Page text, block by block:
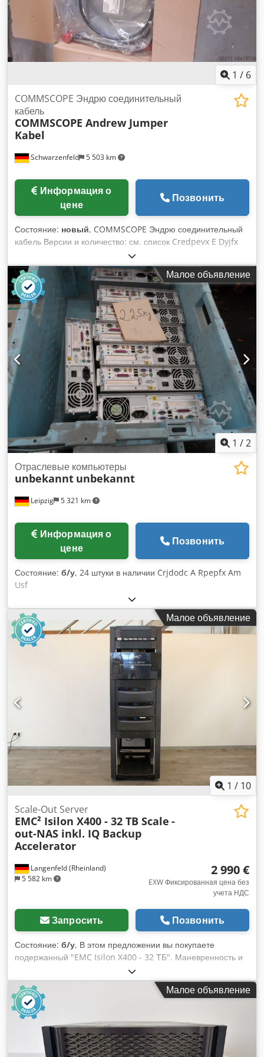
1 / 6
Schwarzenfeld 5 503 km
COMMSCOPE Эндрю соединительный
кабель
COMMSCOPE Andrew Jumper
Kabel
цене
Позвонить
Состояние: новый, COMMSCOPE Эндрю соединительный
кабель Версии и количество: см. список Credpevx E Dyjfx
Am Usf Если вас интересует весь ассортимент (1814 шт.)
Мы будем рады сделать Вам предложение.
Малое объявление
1 /2
Leipzig 5 321 km
Отраслевые компьютеры
unbekannt unbekannt
цене
Позвонить
Состояние: б/у, 24 штуки в наличии Crjdodc A Rpepfx Am
Usf
Малое объявление
1 / 10
Langenfeld (Rheinland)
5 582 km
Scale-Out Server
EMC² Isilon X400 - 32 TB Scale -
out-NAS inkl. IQ Backup
Accelerator
2 990 €
EXW Фиксированная цена без
учета НДС
Запросить Позвонить
Состояние: б/у, В этом предложении вы покупаете
подержанный "EMC Isilon X400 - 32 ТБ". Маневренность и
гибкость: EMC Isilon X-Series - первое масштабируемое
решение для хранения данных, способное увеличивать
пропускную способность от нескольких терабайт до более
20 петабайт и более 100 гигабайт в секунду (ГБ/с), и все это
в рамках одной файловой системы. Предмет продажи: 1 x
EMC Isilon X400 - 32 TB + 400G SSD/ 48G/ 2x10GE SFP +
2x1GE со следующим оборудованием: 3x32 TB HDD/400GB
Малое объявление